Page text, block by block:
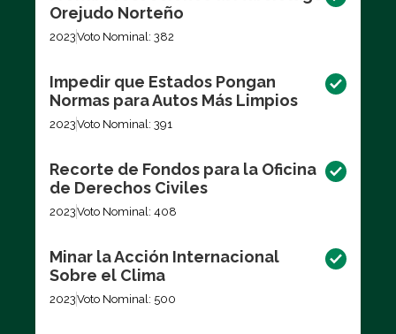
Orejudo Norteño
2023Voto Nominal: 382
Impedir que Estados Pongan
Normas para Autos Más Limpios
2023Voto Nominal: 391
Recorte de Fondos para la Oficina
de Derechos Civiles
2023Voto Nominal: 408
Minar la Acción Internacional
Sobre el Clima
2023Voto Nominal: 500